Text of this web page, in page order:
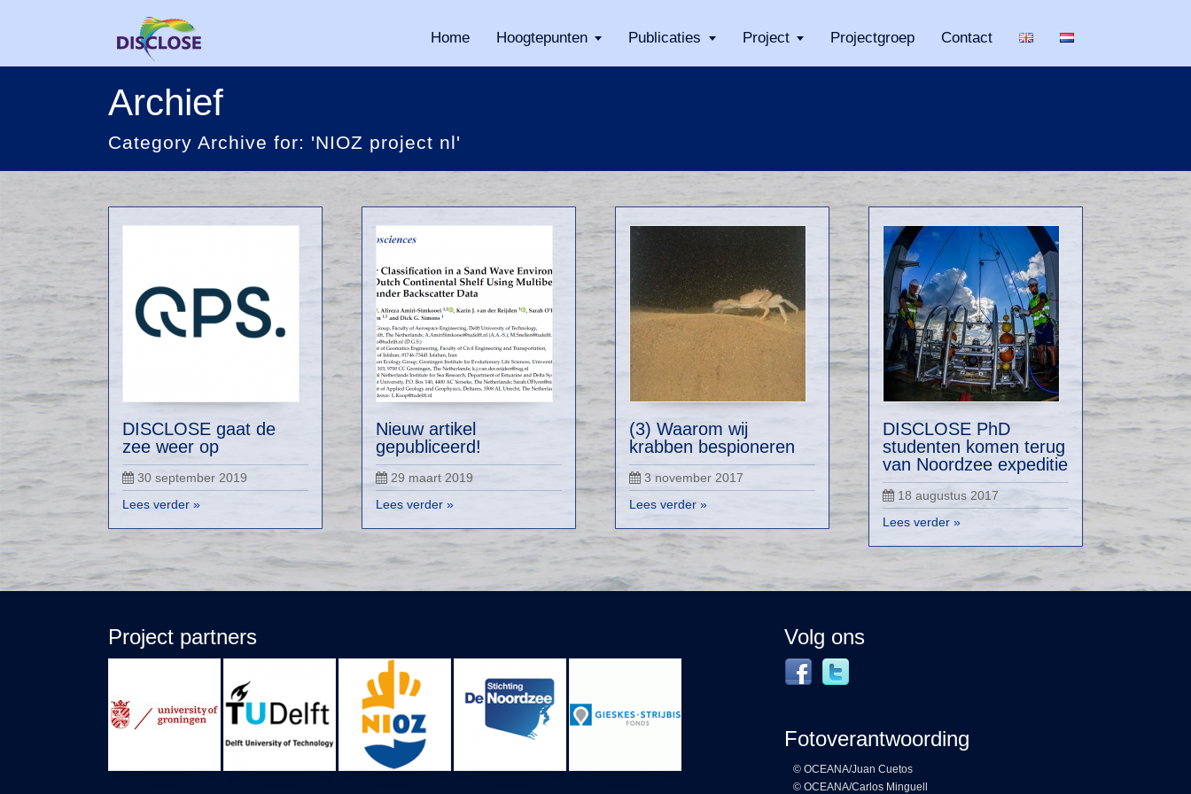
Home Hoogtepunten Publicaties Project Projectgroep Contact
Archief
Category Archive for: 'NIOZ project nl'
DISCLOSE gaat de
zee weer op
30 september 2019
Lees verder »
Nieuw artikel
gepubliceerd!
29 maart 2019
Lees verder »
(3) Waarom wij
krabben bespioneren
3 november 2017
Lees verder »
DISCLOSE PhD
studenten komen terug
van Noordzee expeditie
18 augustus 2017
Lees verder »
Project partners Volg ons
Fotoverantwoording
© OCEANA/Juan Cuetos
© OCEANA/Carlos Minguell